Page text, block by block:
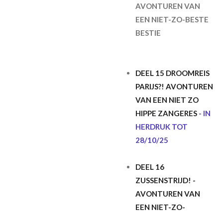
AVONTUREN VAN
EEN NIET-ZO-BESTE
BESTIE
DEEL 15 DROOMREIS
PARIJS?! AVONTUREN
VAN EEN NIET ZO
HIPPE ZANGERES- IN
HERDRUK TOT
28/10/25
DEEL 16
ZUSSENSTRIJD! -
AVONTUREN VAN
EEN NIET-ZO-